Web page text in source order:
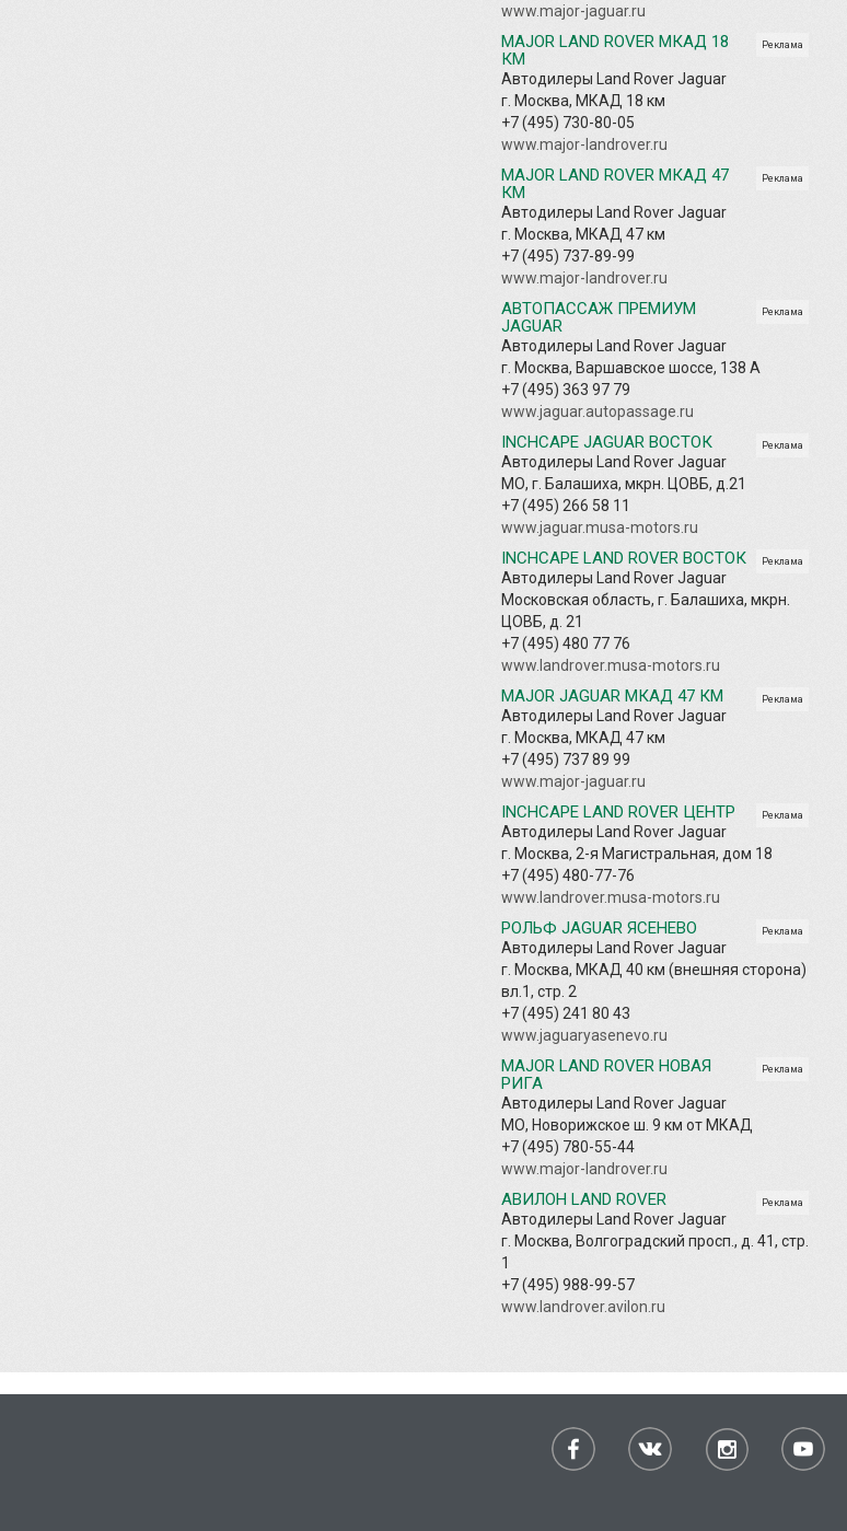
www.major-jaguar.ru
Реклама
MAJOR LAND ROVER МКАД 18
КМ
Автодилеры Land Rover Jaguar
г. Москва, МКАД 18 км
+7 (495) 730-80-05
www.major-landrover.ru
Реклама
MAJOR LAND ROVER МКАД 47
КМ
Автодилеры Land Rover Jaguar
г. Москва, МКАД 47 км
+7 (495) 737-89-99
www.major-landrover.ru
Реклама
АВТОПАССАЖ ПРЕМИУМ
JAGUAR
Автодилеры Land Rover Jaguar
г. Москва, Варшавское шоссе, 138 А
+7 (495) 363 97 79
www.jaguar.autopassage.ru
Реклама
INCHCAPE JAGUAR ВОСТОК
Автодилеры Land Rover Jaguar
МО, г. Балашиха, мкрн. ЦОВБ, д.21
+7 (495) 266 58 11
www.jaguar.musa-motors.ru
Реклама
INCHCAPE LAND ROVER ВОСТОК
Автодилеры Land Rover Jaguar
Московская область, г. Балашиха, мкрн.
ЦОВБ, д. 21
+7 (495) 480 77 76
www.landrover.musa-motors.ru
Реклама
MAJOR JAGUAR МКАД 47 КМ
Автодилеры Land Rover Jaguar
г. Москва, МКАД 47 км
+7 (495) 737 89 99
www.major-jaguar.ru
Реклама
INCHCAPE LAND ROVER ЦЕНТР
Автодилеры Land Rover Jaguar
г. Москва, 2-я Магистральная, дом 18
+7 (495) 480-77-76
www.landrover.musa-motors.ru
Реклама
РОЛЬФ JAGUAR ЯСЕНЕВО
Автодилеры Land Rover Jaguar
г. Москва, МКАД 40 км (внешняя сторона)
вл.1, стр. 2
+7 (495) 241 80 43
www.jaguaryasenevo.ru
Реклама
MAJOR LAND ROVER НОВАЯ
РИГА
Автодилеры Land Rover Jaguar
МО, Новорижское ш. 9 км от МКАД
+7 (495) 780-55-44
www.major-landrover.ru
Реклама
АВИЛОН LAND ROVER
Автодилеры Land Rover Jaguar
г. Москва, Волгоградский просп., д. 41, стр.
1
+7 (495) 988-99-57
www.landrover.avilon.ru